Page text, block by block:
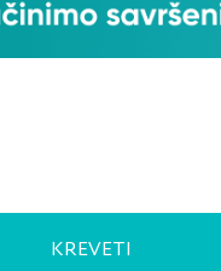
Od 17 cm do 30 cm
KREVETI